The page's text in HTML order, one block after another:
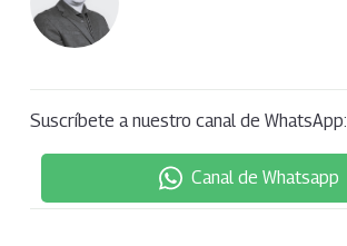
Suscríbete a nuestro canal de WhatsApp:
Canal de Whatsapp